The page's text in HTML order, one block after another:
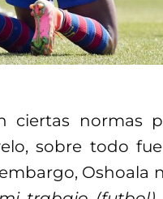
ciertas normas
sobre todo
Oshoala